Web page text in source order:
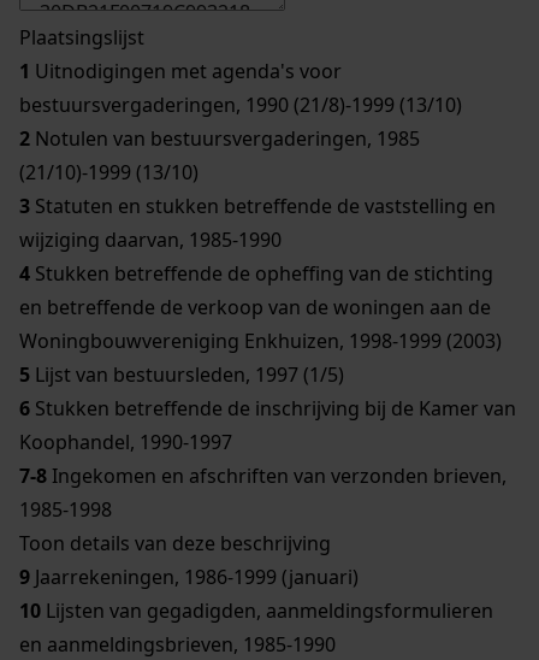
Plaatsingslijst
1 Uitnodigingen met agenda's voor
bestuursvergaderingen, 1990 (21/8)-1999 (13/10)
2 Notulen van bestuursvergaderingen, 1985
(21/10)-1999 (13/10)
3 Statuten en stukken betreffende de vaststelling en
wijziging daarvan, 1985-1990
4 Stukken betreffende de opheffing van de stichting
en betreffende de verkoop van de woningen aan de
Woningbouwvereniging Enkhuizen, 1998-1999 (2003)
5 Lijst van bestuursleden, 1997 (1/5)
6 Stukken betreffende de inschrijving bij de Kamer van
Koophandel, 1990-1997
7-8 Ingekomen en afschriften van verzonden brieven,
1985-1998
Toon details van deze beschrijving
9 Jaarrekeningen, 1986-1999 (januari)
10 Lijsten van gegadigden, aanmeldingsformulieren
en aanmeldingsbrieven, 1985-1990